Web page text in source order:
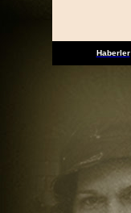
Haberler